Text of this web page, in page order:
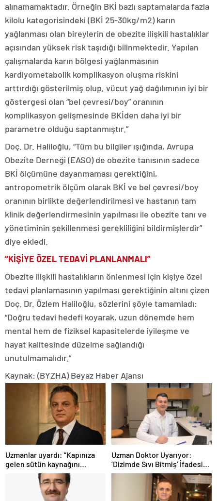
alınamamaktadır. Örneğin BKİ bazlı saptamalarda fazla
kilolu kategorisindeki (BKİ 25-30kg/m2) karın
yağlanması olan bireylerin de obezite ilişkili hastalıklar
açısından yüksek risk taşıdığı bilinmektedir. Yapılan
çalışmalarda karın bölgesi yağlanmasının
kardiyometabolik komplikasyon oluşma riskini
arttırdığı gösterilmiş olup, vücut yağ dağılımının iyi bir
göstergesi olan “bel çevresi/boy” oranının
komplikasyon gelişmesinde BKİden daha iyi bir
parametre olduğu saptanmıştır.”
Doç. Dr. Haliloğlu, “Tüm bu bilgiler ışığında, Avrupa
Obezite Derneği (EASO) de obezite tanısının sadece
BKİ ölçümüne dayanmaması gerektiğini,
antropometrik ölçüm olarak BKİ ve bel çevresi/boy
oranının birlikte değerlendirilmesi ve hastanın tam
klinik değerlendirmesinin yapılması ile obezite tanı ve
yönetiminin şekillenmesi gerekliliğini bildirmişlerdir”
diye ekledi.
“KİŞİYE ÖZEL TEDAVİ PLANLANMALI”
Obezite ilişkili hastalıkların önlenmesi için kişiye özel
tedavi planlamasının yapılması gerektiğinin altını çizen
Doç. Dr. Özlem Haliloğlu, sözlerini şöyle tamamladı:
“Doğru tedavi hedefi koyarak, uzun dönemde hem
mental hem de fiziksel kapasitelerde iyileşme ve
hayat kalitesinde düzelme sağlandığı
unutulmamalıdır.”
Kaynak: (BYZHA) Beyaz Haber Ajansı
Uzmanlar uyardı: “Kapınıza
gelen sütün kaynağını
sorgulayın”
Uzman Doktor Uyarıyor:
‘Dizimde Sıvı Bitmiş’ İfadesi
Doğru Değil…